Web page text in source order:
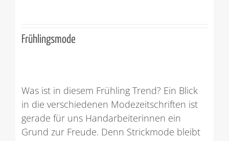
Frühlingsmode
Was ist in diesem Frühling Trend? Ein Blick
in die verschiedenen Modezeitschriften ist
gerade für uns Handarbeiterinnen ein
Grund zur Freude. Denn Strickmode bleibt